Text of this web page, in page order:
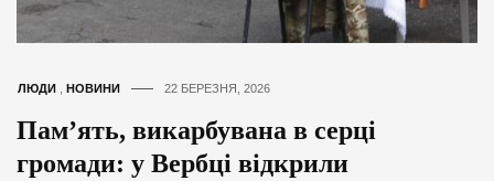
ЛЮДИ НОВИНИ 22 БЕРЕЗНЯ, 2026
Пам’ять, викарбувана в серці
громади: у Вербці відкрили